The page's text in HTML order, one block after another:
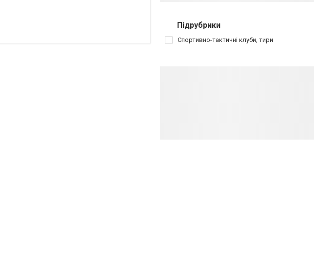
Підрубрики
Спортивно-тактичні клуби, тири